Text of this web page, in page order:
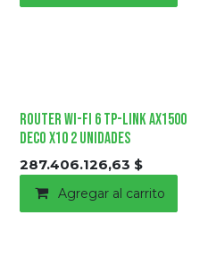
Router Wi-fi 6 Tp-link AX1500
Deco X10 2 Unidades
287.406.126,63 $
Agregar al carrito